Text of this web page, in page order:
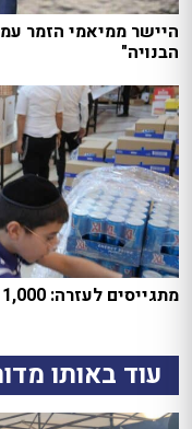
היישר ממיאמי הזמר
הבנויה"
מתגייסים לעזרה: 1,000 חבילות מזון יחולקו בדרום
עוד באותו